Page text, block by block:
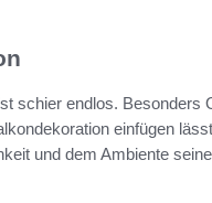
schier endlos. Besonders
einfügen
und dem Ambiente